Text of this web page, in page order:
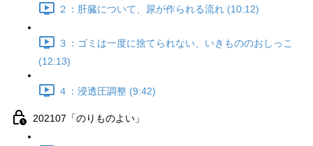
２：肝臓について、尿が作られる流れ (10:12)
３：ゴミは一度に捨てられない、いきもののおしっこ
(12:13)
４：浸透圧調整 (9:42)
202107「のりものよい」